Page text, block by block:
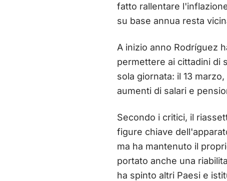
fatto rallentare
su base annua resta
A inizio anno Rodríguez
permettere ai cittadini di
sola giornata: il 13
aumenti di salari e
Secondo i critici, il
figure chiave
ma ha mantenuto il
portato anche una
ha spinto altri Paesi e